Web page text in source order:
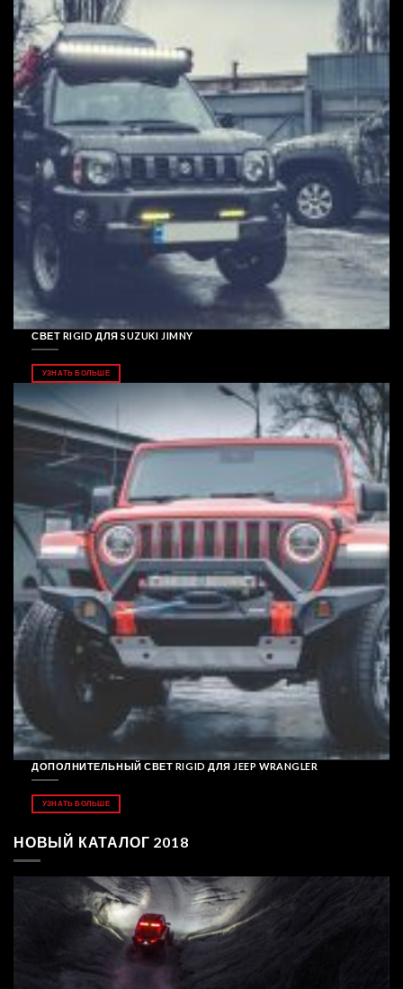
СВЕТ RIGID ДЛЯ SUZUKI JIMNY
УЗНАТЬ БОЛЬШЕ
ДОПОЛНИТЕЛЬНЫЙ СВЕТ RIGID ДЛЯ JEEP WRANGLER
УЗНАТЬ БОЛЬШЕ
НОВЫЙ КАТАЛОГ 2018